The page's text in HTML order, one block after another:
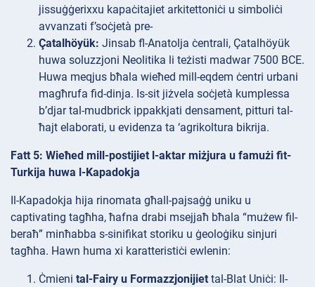
jissuġġerixxu kapaċitajiet arkitettoniċi u simboliċi
avvanzati f’soċjetà pre-
Çatalhöyük: Jinsab fl-Anatolja ċentrali, Çatalhöyük
huwa soluzzjoni Neolitika li teżisti madwar 7500 BCE.
Huwa meqjus bħala wieħed mill-eqdem ċentri urbani
magħrufa fid-dinja. Is-sit jiżvela soċjetà kumplessa
b’djar tal-mudbrick ippakkjati densament, pitturi tal-
ħajt elaborati, u evidenza ta ‘agrikoltura bikrija.
Fatt 5: Wieħed mill-postijiet l-aktar miżjura u famużi fit-
Turkija huwa l-Kapadokja
Il-Kapadokja hija rinomata għall-pajsaġġ uniku u
captivating tagħha, ħafna drabi msejjaħ bħala “mużew fil-
beraħ” minħabba s-sinifikat storiku u ġeoloġiku sinjuri
tagħha. Hawn huma xi karatteristiċi ewlenin:
Ċmieni tal-Fairy u Formazzjonijiet tal-Blat Uniċi: Il-